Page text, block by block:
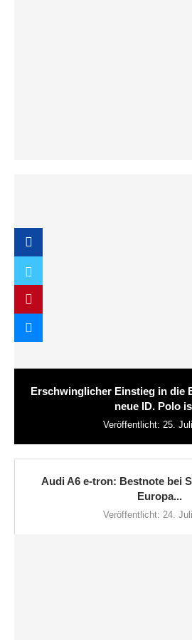
Erschwinglicher Einstieg in die
neue ID. Polo
Veröffentlicht: 25.
Audi A6 e-tron: Bestnote bei
Europa...
Veröffentlicht: 24.